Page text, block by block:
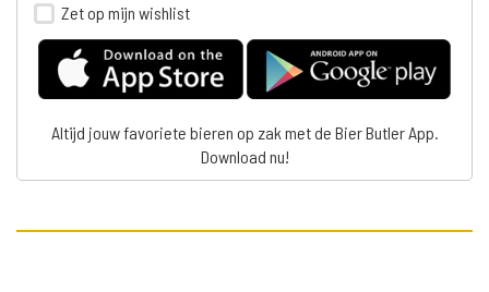
Zet op mijn wishlist
Altijd jouw favoriete bieren op zak met de Bier Butler App.
Download nu!